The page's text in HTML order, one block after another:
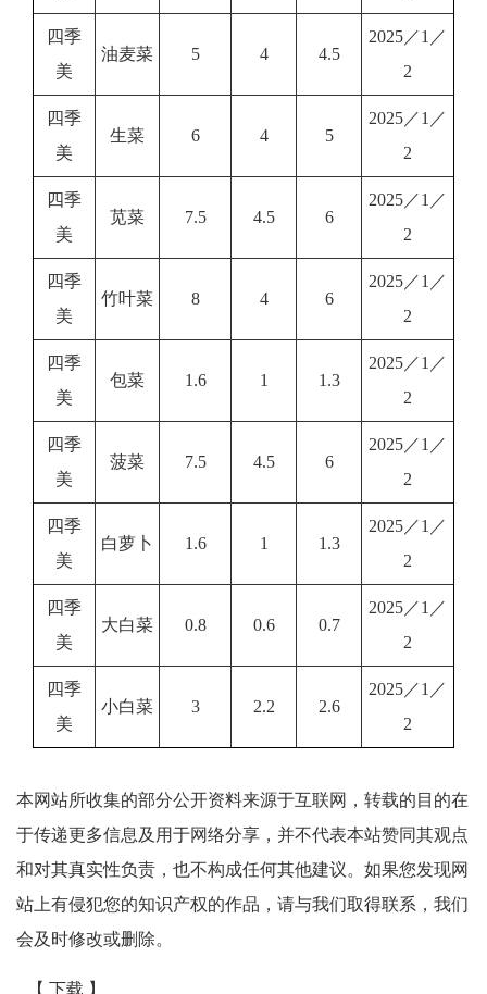
四季
美
油麦菜 5 4 4.5
2025／1／
2
四季
美
生菜 6 4 5
2025／1／
2
四季
美
苋菜 7.5 4.5 6
2025／1／
2
四季
美
竹叶菜 8 4 6
2025／1／
2
四季
美
包菜 1.6 1 1.3
2025／1／
2
四季
美
菠菜 7.5 4.5 6
2025／1／
2
四季
美
白萝卜 1.6 1 1.3
2025／1／
2
四季
美
大白菜 0.8 0.6 0.7
2025／1／
2
四季
美
小白菜 3 2.2 2.6
2025／1／
2
本网站所收集的部分公开资料来源于互联网，转载的目的在
于传递更多信息及用于网络分享，并不代表本站赞同其观点
和对其真实性负责，也不构成任何其他建议。如果您发现网
站上有侵犯您的知识产权的作品，请与我们取得联系，我们
会及时修改或删除。
【 下载 】